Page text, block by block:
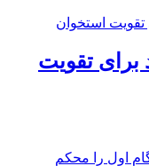
برای تقویت